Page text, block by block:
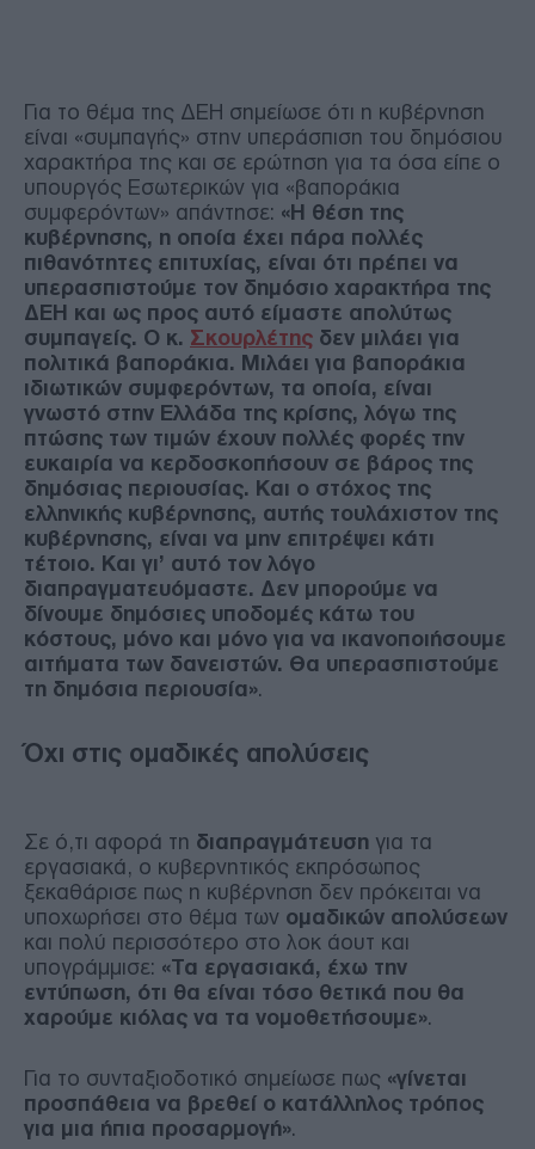
Για το θέμα της ΔΕΗ σημείωσε ότι η κυβέρνηση
είναι «συμπαγής» στην υπεράσπιση του δημόσιου
χαρακτήρα της και σε ερώτηση για τα όσα είπε ο
υπουργός Εσωτερικών για «βαποράκια
συμφερόντων» απάντησε: «Η θέση της
κυβέρνησης, η οποία έχει πάρα πολλές
πιθανότητες επιτυχίας, είναι ότι πρέπει να
υπερασπιστούμε τον δημόσιο χαρακτήρα της
ΔΕΗ και ως προς αυτό είμαστε απολύτως
συμπαγείς. Ο κ. Σκουρλέτης δεν μιλάει για
πολιτικά βαποράκια. Μιλάει για βαποράκια
ιδιωτικών συμφερόντων, τα οποία, είναι
γνωστό στην Ελλάδα της κρίσης, λόγω της
πτώσης των τιμών έχουν πολλές φορές την
ευκαιρία να κερδοσκοπήσουν σε βάρος της
δημόσιας περιουσίας. Και ο στόχος της
ελληνικής κυβέρνησης, αυτής τουλάχιστον της
κυβέρνησης, είναι να μην επιτρέψει κάτι
τέτοιο. Και γι’ αυτό τον λόγο
διαπραγματευόμαστε. Δεν μπορούμε να
δίνουμε δημόσιες υποδομές κάτω του
κόστους, μόνο και μόνο για να ικανοποιήσουμε
αιτήματα των δανειστών. Θα υπερασπιστούμε
τη δημόσια περιουσία».
Όχι στις ομαδικές απολύσεις
Σε ό,τι αφορά τη διαπραγμάτευση για τα
εργασιακά, ο κυβερνητικός εκπρόσωπος
ξεκαθάρισε πως η κυβέρνηση δεν πρόκειται να
υποχωρήσει στο θέμα των ομαδικών απολύσεων
και πολύ περισσότερο στο λοκ άουτ και
υπογράμμισε: «Τα εργασιακά, έχω την
εντύπωση, ότι θα είναι τόσο θετικά που θα
χαρούμε κιόλας να τα νομοθετήσουμε».
Για το συνταξιοδοτικό σημείωσε πως «γίνεται
προσπάθεια να βρεθεί ο κατάλληλος τρόπος
για μια ήπια προσαρμογή».